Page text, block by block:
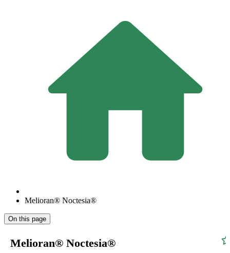
Melioran® Noctesia®
On this page
Melioran® Noctesia®